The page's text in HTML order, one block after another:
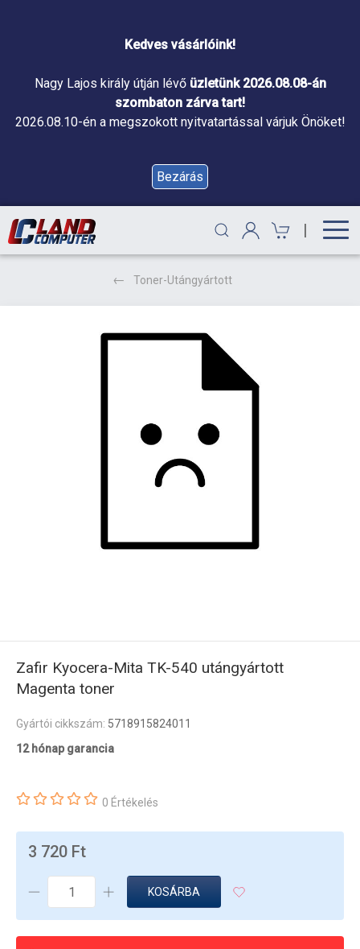
Kedves vásárlóink!
Nagy Lajos király útján lévő üzletünk 2026.08.08-án
szombaton zárva tart!
2026.08.10-én a megszokott nyitvatartással várjuk Önöket!
Bezárás
|
Toner-Utángyártott
Zafir Kyocera-Mita TK-540 utángyártott
Magenta toner
Gyártói cikkszám: 5718915824011
12 hónap garancia
0 Értékelés
3 720 Ft
KOSÁRBA